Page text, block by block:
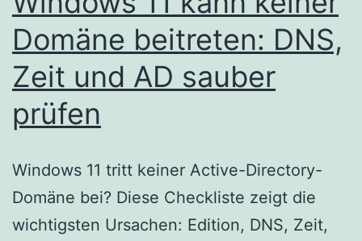
Domäne beitreten: DNS,
Zeit und AD sauber
prüfen
Windows 11 tritt keiner Active-Directory-
Domäne bei? Diese Checkliste zeigt die
wichtigsten Ursachen: Edition, DNS, Zeit,